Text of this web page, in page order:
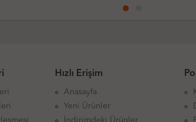
Hızlı Erişim
Anasayfa
Yeni Ürünler